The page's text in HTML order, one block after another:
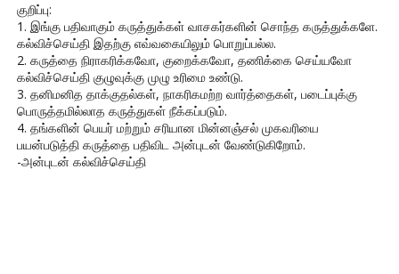
குறிப்பு:
1. இங்கு பதிவாகும் கருத்துக்கள் வாசகர்களின் சொந்த கருத்துக்களே.
கல்விச்செய்தி இதற்கு எவ்வகையிலும் பொறுப்பல்ல.
2. கருத்தை நிராகரிக்கவோ, குறைக்கவோ, தணிக்கை செய்யவோ
கல்விச்செய்தி குழுவுக்கு முழு உரிமை உண்டு.
3. தனிமனித தாக்குதல்கள், நாகரிகமற்ற வார்த்தைகள், படைப்புக்கு
பொருத்தமில்லாத கருத்துகள் நீக்கப்படும்.
4. தங்களின் பெயர் மற்றும் சரியான மின்னஞ்சல் முகவரியை
பயன்படுத்தி கருத்தை பதிவிட அன்புடன் வேண்டுகிறோம்.
-அன்புடன் கல்விச்செய்தி